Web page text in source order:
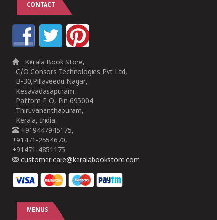
CONTACT
Kerala Book Store,
C/O Consors Technologies Pvt Ltd,
B-30,Pillaveedu Nagar,
Kesavadasapuram,
Pattom P O, Pin 695004
Thiruvananthapuram,
Kerala, India.
+919447945175,
+91471-2554670,
+91471-4851175
customer.care@keralabookstore.com
MENUS